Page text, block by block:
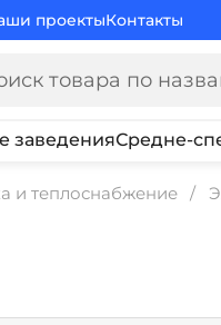
проектыКонтакты
заведенияСредне-
и теплоснабжение